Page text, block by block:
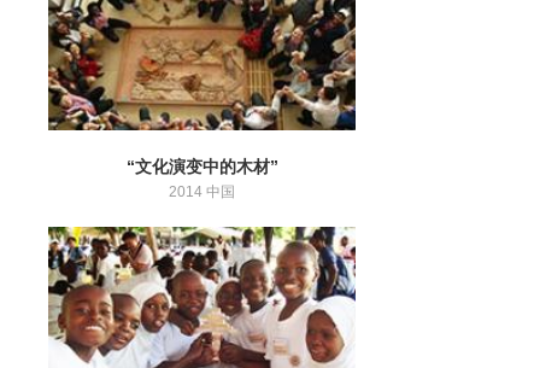
“文化演变中的木材”
2014 中国